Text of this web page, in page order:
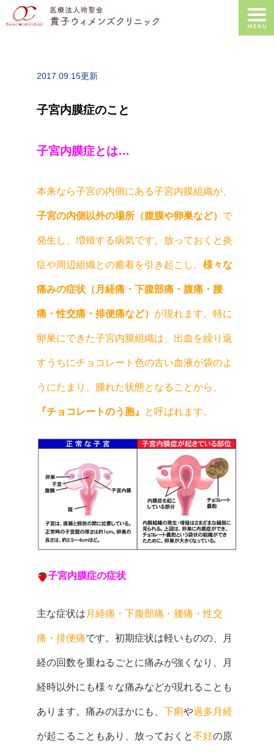
2017.09.15更新
子宮内膜症のこと
子宮内膜症とは…
本来なら子宮の内側にある子宮内膜組織が、
子宮の内側以外の場所（腹膜や卵巣など） で
発生し、増殖する病気です。放っておくと炎
症や周辺組織との癒着を引き起こし、 様々な
痛みの症状（月経痛・下腹部痛・腹痛・腰
痛・性交痛・排便痛など） が現れます。特に
卵巣にできた子宮内膜組織は、出血を繰り返
すうちにチョコレート色の古い血液が袋のよ
うにたまり、腫れた状態となることから、
『チョコレートのう胞』 と呼ばれます。
子宮内膜症の症状
主な症状は 月経痛・下腹部痛・腰痛・性交
痛・排便痛です。初期症状は軽いものの、月
経の回数を重ねるごとに痛みが強くなり、月
経時以外にも様々な痛みなどが現れることも
あります。痛みのほかにも、 下痢や過多月経
が起こることもあり、放っておくと不妊の原